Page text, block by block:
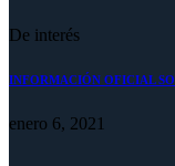
De interés
INFORMACIÓN OFICIAL
enero 6, 2021